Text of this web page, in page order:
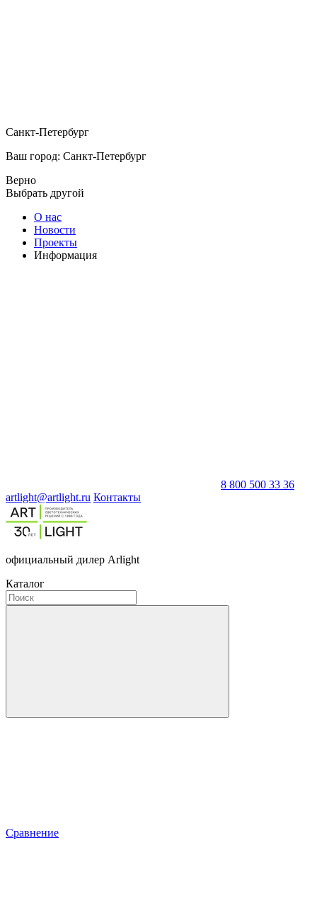
Санкт-Петербург
Ваш город: Санкт-Петербург
Верно
Выбрать другой
О нас
Новости
Проекты
Информация
8 800 500 33 36
artlight@artlight.ru Контакты
официальный дилер Arlight
Каталог
Сравнение